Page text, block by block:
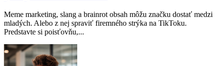
Meme marketing, slang a brainrot obsah môžu značku dostať medzi
mladých. Alebo z nej spraviť firemného strýka na TikToku.
Predstavte si poisťovňu,...